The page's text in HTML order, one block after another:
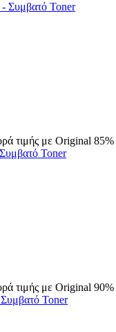
Συμβατό Toner
τιμής με Original 85%
Toner
τιμής με Original 90%
Toner